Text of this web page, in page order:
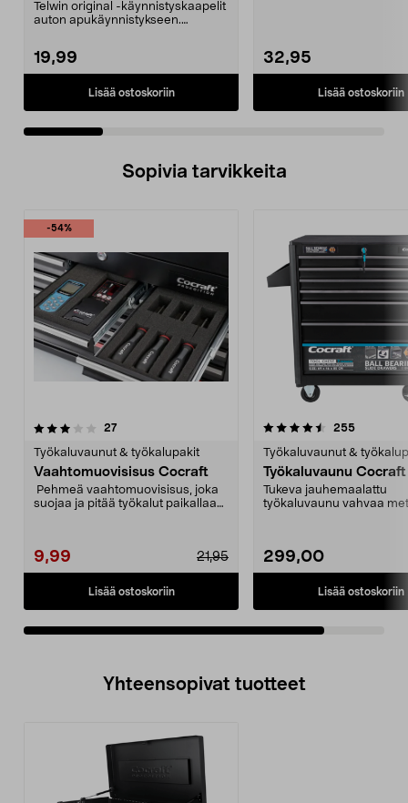
Mini/9000/13000/1250/150
0/1750, EC5
Telwin original -käynnistyskaapelit
auton apukäynnistykseen.
19,99
Lisää ostoskoriin
32,95
Lisää ostoskoriin
Sopivia tarvikkeita
-54%
27arvostelut
Työkaluvaunut & työkalupakit
Vaahtomuovisisus Cocraft
Pehmeä vaahtomuovisisus, joka
suojaa ja pitää työkalut paikallaan.
21,95
9,99
Lisää ostoskoriin
4.5viidestä
255arvostelut
Työkaluvaunut &
Työkaluvaunu Cocraft
Tukeva jauhemaalattu
työkaluvaunu vahvaa
299,00
Lisää ostoskoriin
Yhteensopivat tuotteet